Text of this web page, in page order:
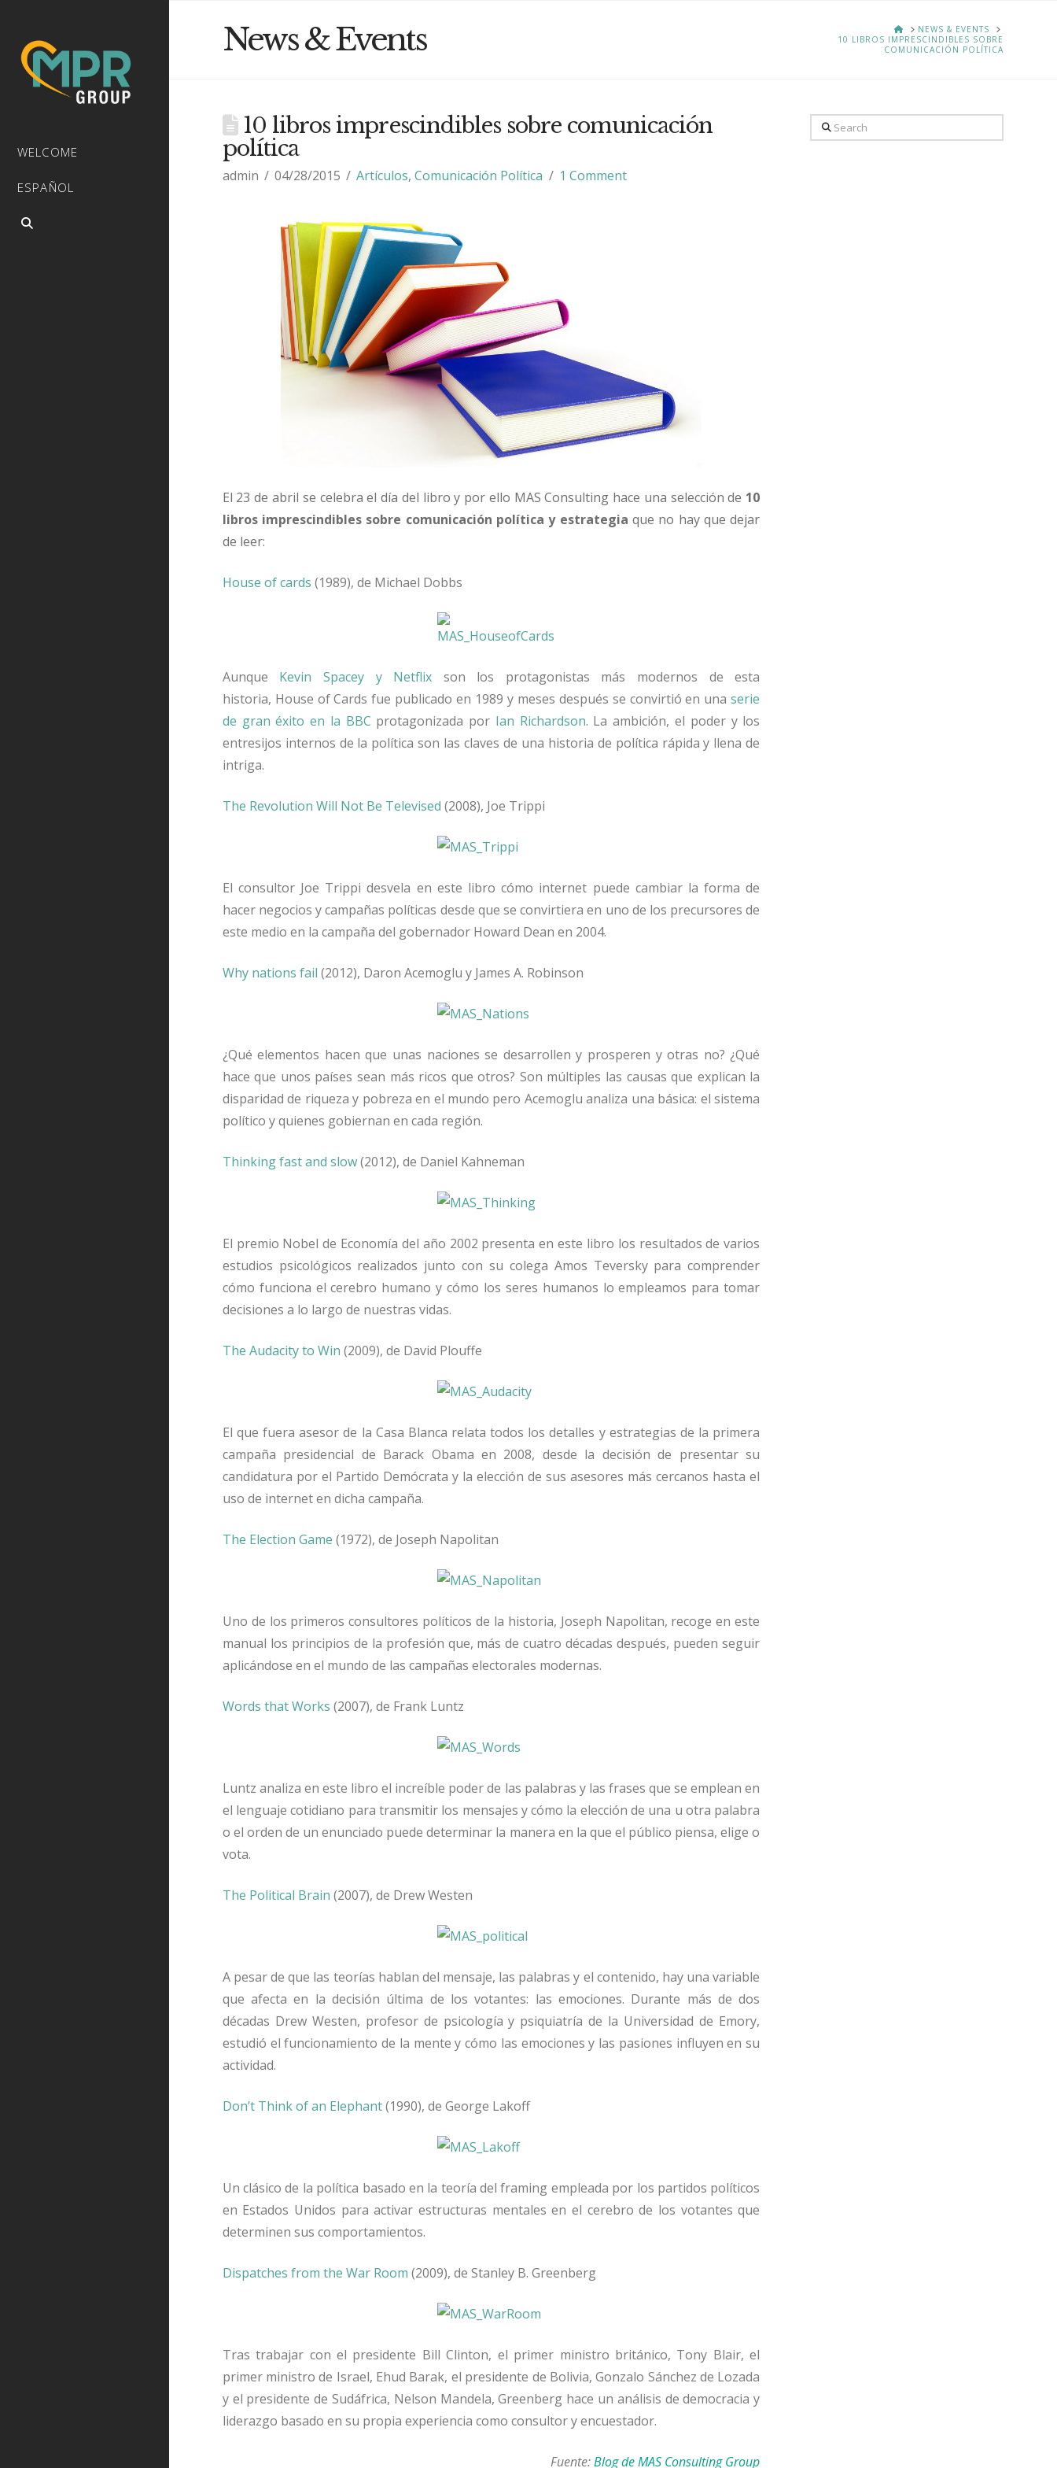
WELCOME
ESPAÑOL
News & Events HOMENEWS & EVENTS
10 LIBROS IMPRESCINDIBLES SOBRE
COMUNICACIÓN POLÍTICA
10 libros imprescindibles sobre comunicación
política
admin 04/28/2015 Artículos,Comunicación Política 1 Comment
El 23 de abril se celebra el día del libro y por ello MAS Consulting hace una selección de 10
libros imprescindibles sobre comunicación política y estrategia que no hay que dejar
de leer:
House of cards (1989), de Michael Dobbs
Aunque Kevin Spacey y Netflix son los protagonistas más modernos de esta
historia, House of Cards fue publicado en 1989 y meses después se convirtió en unaserie
de gran éxito en la BBC protagonizada por Ian Richardson. La ambición, el poder y los
entresijos internos de la política son las claves de una historia de política rápida y llena de
intriga.
The Revolution Will Not Be Televised (2008), Joe Trippi
El consultor Joe Trippi desvela en este libro cómo internet puede cambiar la forma de
hacer negocios y campañas políticas desde que se convirtiera en uno de los precursores de
este medio en la campaña del gobernador Howard Dean en 2004.
Why nations fail (2012), Daron Acemoglu y James A. Robinson
¿Qué elementos hacen que unas naciones se desarrollen y prosperen y otras no? ¿Qué
hace que unos países sean más ricos que otros? Son múltiples las causas que explican la
disparidad de riqueza y pobreza en el mundo pero Acemoglu analiza una básica: el sistema
político y quienes gobiernan en cada región.
Thinking fast and slow(2012), de Daniel Kahneman
El premio Nobel de Economía del año 2002 presenta en este libro los resultados de varios
estudios psicológicos realizados junto con su colega Amos Teversky para comprender
cómo funciona el cerebro humano y cómo los seres humanos lo empleamos para tomar
decisiones a lo largo de nuestras vidas.
The Audacity to Win (2009), de David Plouffe
El que fuera asesor de la Casa Blanca relata todos los detalles y estrategias de la primera
campaña presidencial de Barack Obama en 2008, desde la decisión de presentar su
candidatura por el Partido Demócrata y la elección de sus asesores más cercanos hasta el
uso de internet en dicha campaña.
The Election Game (1972), de Joseph Napolitan
Uno de los primeros consultores políticos de la historia, Joseph Napolitan, recoge en este
manual los principios de la profesión que, más de cuatro décadas después, pueden seguir
aplicándose en el mundo de las campañas electorales modernas.
Words that Works (2007), de Frank Luntz
Luntz analiza en este libro el increíble poder de las palabras y las frases que se emplean en
el lenguaje cotidiano para transmitir los mensajes y cómo la elección de una u otra palabra
o el orden de un enunciado puede determinar la manera en la que el público piensa, elige o
vota.
The Political Brain (2007), de Drew Westen
A pesar de que las teorías hablan del mensaje, las palabras y el contenido, hay una variable
que afecta en la decisión última de los votantes: las emociones. Durante más de dos
décadas Drew Westen, profesor de psicología y psiquiatría de la Universidad de Emory,
estudió el funcionamiento de la mente y cómo las emociones y las pasiones influyen en su
actividad.
Don’t Think of an Elephant(1990), de George Lakoff
Un clásico de la política basado en la teoría del framing empleada por los partidos políticos
en Estados Unidos para activar estructuras mentales en el cerebro de los votantes que
determinen sus comportamientos.
Dispatches from the War Room (2009), de Stanley B. Greenberg
Tras trabajar con el presidente Bill Clinton, el primer ministro británico, Tony Blair, el
primer ministro de Israel, Ehud Barak, el presidente de Bolivia, Gonzalo Sánchez de Lozada
y el presidente de Sudáfrica, Nelson Mandela, Greenberg hace un análisis de democracia y
liderazgo basado en su propia experiencia como consultor y encuestador.
Fuente:Blog de MAS Consulting Group
Search